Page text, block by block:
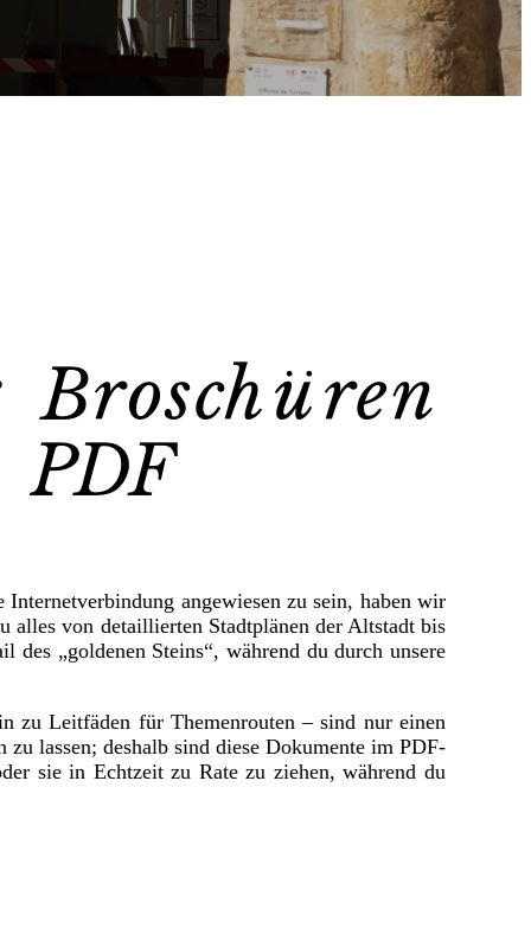
Broschüren
angewiesen zu sein, haben wir
alles von detaillierten Stadtplänen der Altstadt bis
des „goldenen Steins“, während du durch unsere
zu Leitfäden für Themenrouten – sind nur einen
lassen; deshalb sind diese Dokumente im PDF-
sie in Echtzeit zu Rate zu ziehen, während du